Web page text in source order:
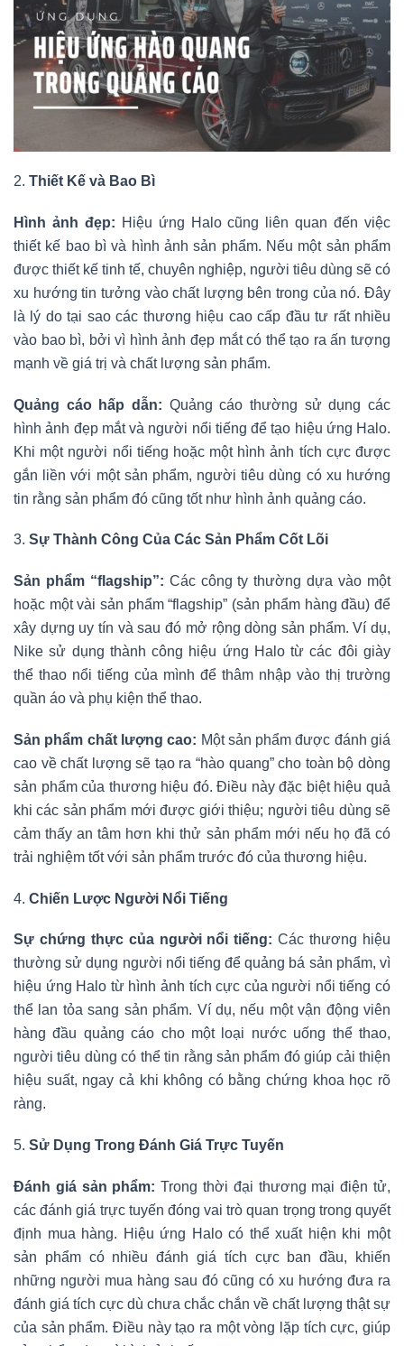
2. Thiết Kế và Bao Bì
Hình ảnh đẹp: Hiệu ứng Halo cũng liên quan đến việc
thiết kế bao bì và hình ảnh sản phẩm. Nếu một sản phẩm
được thiết kế tinh tế, chuyên nghiệp, người tiêu dùng sẽ có
xu hướng tin tưởng vào chất lượng bên trong của nó. Đây
là lý do tại sao các thương hiệu cao cấp đầu tư rất nhiều
vào bao bì, bởi vì hình ảnh đẹp mắt có thể tạo ra ấn tượng
mạnh về giá trị và chất lượng sản phẩm.
Quảng cáo hấp dẫn: Quảng cáo thường sử dụng các
hình ảnh đẹp mắt và người nổi tiếng để tạo hiệu ứng Halo.
Khi một người nổi tiếng hoặc một hình ảnh tích cực được
gắn liền với một sản phẩm, người tiêu dùng có xu hướng
tin rằng sản phẩm đó cũng tốt như hình ảnh quảng cáo.
3. Sự Thành Công Của Các Sản Phẩm Cốt Lõi
Sản phẩm “flagship”: Các công ty thường dựa vào một
hoặc một vài sản phẩm “flagship” (sản phẩm hàng đầu) để
xây dựng uy tín và sau đó mở rộng dòng sản phẩm. Ví dụ,
Nike sử dụng thành công hiệu ứng Halo từ các đôi giày
thể thao nổi tiếng của mình để thâm nhập vào thị trường
quần áo và phụ kiện thể thao.
Sản phẩm chất lượng cao: Một sản phẩm được đánh giá
cao về chất lượng sẽ tạo ra “hào quang” cho toàn bộ dòng
sản phẩm của thương hiệu đó. Điều này đặc biệt hiệu quả
khi các sản phẩm mới được giới thiệu; người tiêu dùng sẽ
cảm thấy an tâm hơn khi thử sản phẩm mới nếu họ đã có
trải nghiệm tốt với sản phẩm trước đó của thương hiệu.
4. Chiến Lược Người Nổi Tiếng
Sự chứng thực của người nổi tiếng: Các thương hiệu
thường sử dụng người nổi tiếng để quảng bá sản phẩm, vì
hiệu ứng Halo từ hình ảnh tích cực của người nổi tiếng có
thể lan tỏa sang sản phẩm. Ví dụ, nếu một vận động viên
hàng đầu quảng cáo cho một loại nước uống thể thao,
người tiêu dùng có thể tin rằng sản phẩm đó giúp cải thiện
hiệu suất, ngay cả khi không có bằng chứng khoa học rõ
ràng.
5. Sử Dụng Trong Đánh Giá Trực Tuyến
Đánh giá sản phẩm: Trong thời đại thương mại điện tử,
các đánh giá trực tuyến đóng vai trò quan trọng trong quyết
định mua hàng. Hiệu ứng Halo có thể xuất hiện khi một
sản phẩm có nhiều đánh giá tích cực ban đầu, khiến
những người mua hàng sau đó cũng có xu hướng đưa ra
đánh giá tích cực dù chưa chắc chắn về chất lượng thật sự
của sản phẩm. Điều này tạo ra một vòng lặp tích cực, giúp